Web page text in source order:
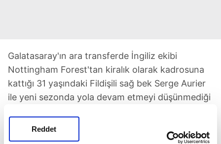
Reddet
Galatasaray'ın ara transferde İngiliz ekibi
Nottingham Forest'tan kiralık olarak kadrosuna
kattığı 31 yaşındaki Fildişili sağ bek Serge Aurier
ile yeni sezonda yola devam etmeyi düşünmediği
Galatasaray formasını 3 maçta 53 dakika
giyebildi.